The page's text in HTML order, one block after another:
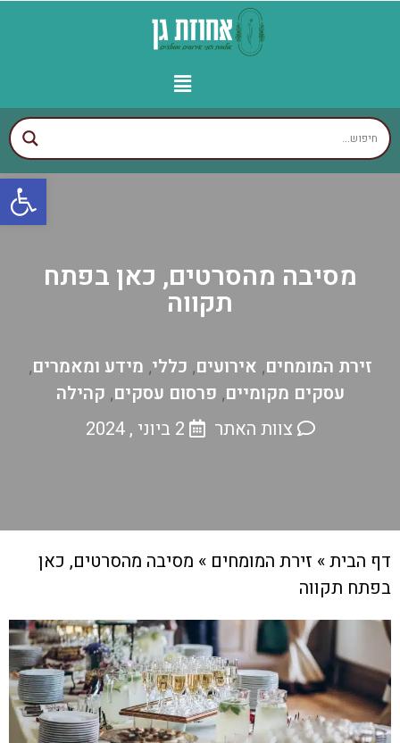
מסיבה מהסרטים, כאן בפתח
תקווה
זירת המומחים, אירועים, כללי, מידע ומאמרים,
עסקים מקומיים, פרסום עסקים, קהילה
צוות האתר
2 ביוני , 2024
דף הבית» זירת המומחים » מסיבה מהסרטים, כאן
בפתח תקווה